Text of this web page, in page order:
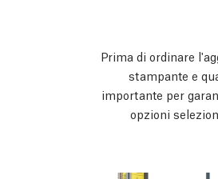
Prima di ordinare
stampante e
importante per
opzioni